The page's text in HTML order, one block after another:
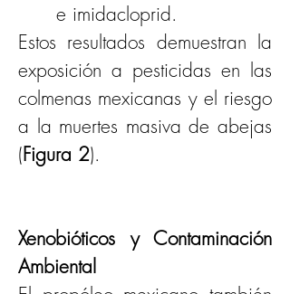
e imidacloprid.
Estos resultados demuestran la
exposición a pesticidas en las
colmenas mexicanas y el riesgo
a la muertes masiva de abejas
(Figura 2).
Xenobióticos y Contaminación
Ambiental